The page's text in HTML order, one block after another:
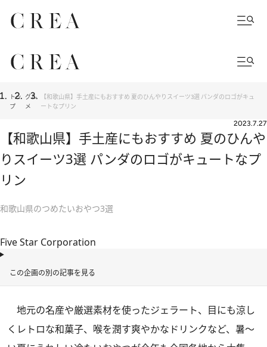
トッ
プ
グル
メ
【和歌山県】手土産にもおすすめ 夏のひんやりスイーツ3選 パンダのロゴがキュ
ートなプリン
2023.7.27
【和歌山県】手土産にもおすすめ 夏のひんや
りスイーツ3選 パンダのロゴがキュートなプ
リン
和歌山県のつめたいおやつ3選
Five Star Corporation
この企画の別の記事を見る
地元の名産や厳選素材を使ったジェラート、目にも涼し
くレトロな和菓子、喉を潤す爽やかなドリンクなど、暑～